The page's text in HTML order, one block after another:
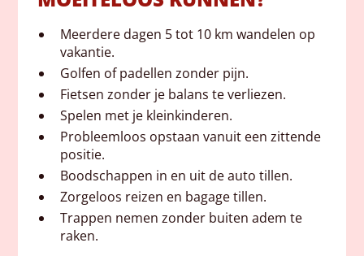
Meerdere dagen 5 tot 10 km wandelen op
vakantie.
Golfen of padellen zonder pijn.
Fietsen zonder je balans te verliezen.
Spelen met je kleinkinderen.
Probleemloos opstaan vanuit een zittende
positie.
Boodschappen in en uit de auto tillen.
Zorgeloos reizen en bagage tillen.
Trappen nemen zonder buiten adem te
raken.